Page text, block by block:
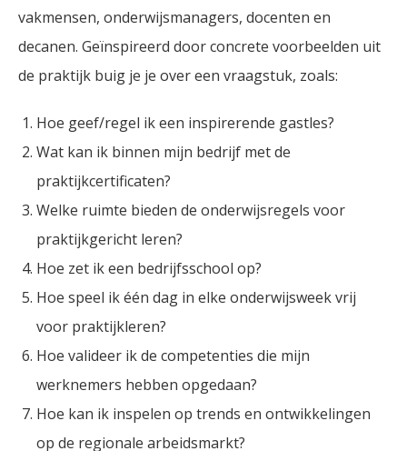
vakmensen, onderwijsmanagers, docenten en
decanen. Geïnspireerd door concrete voorbeelden uit
de praktijk buig je je over een vraagstuk, zoals:
Hoe geef/regel ik een inspirerende gastles?
Wat kan ik binnen mijn bedrijf met de
praktijkcertificaten?
Welke ruimte bieden de onderwijsregels voor
praktijkgericht leren?
Hoe zet ik een bedrijfsschool op?
Hoe speel ik één dag in elke onderwijsweek vrij
voor praktijkleren?
Hoe valideer ik de competenties die mijn
werknemers hebben opgedaan?
Hoe kan ik inspelen op trends en ontwikkelingen
op de regionale arbeidsmarkt?